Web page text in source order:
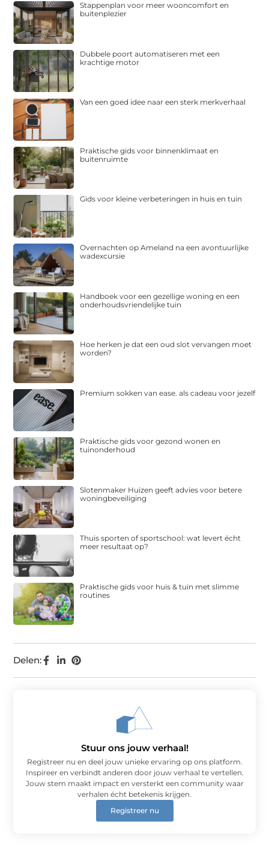
Delen:
Stappenplan voor meer wooncomfort en
buitenplezier
Dubbele poort automatiseren met een
krachtige motor
Van een goed idee naar een sterk merkverhaal
Praktische gids voor binnenklimaat en
buitenruimte
Gids voor kleine verbeteringen in huis en tuin
Overnachten op Ameland na een avontuurlijke
wadexcursie
Handboek voor een gezellige woning en een
onderhoudsvriendelijke tuin
Hoe herken je dat een oud slot vervangen moet
worden?
Premium sokken van ease. als cadeau voor jezelf
Praktische gids voor gezond wonen en
tuinonderhoud
Slotenmaker Huizen geeft advies voor betere
woningbeveiliging
Thuis sporten of sportschool: wat levert écht
meer resultaat op?
Praktische gids voor huis & tuin met slimme
routines
Stuur ons jouw verhaal!
Registreer nu en deel jouw unieke ervaring op ons platform.
Inspireer en verbindt anderen door jouw verhaal te vertellen.
Jouw stem maakt impact en versterkt een community waar
verhalen écht betekenis krijgen.
Registreer nu